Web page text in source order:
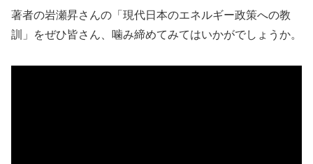
著者の岩瀬昇さんの「現代日本のエネルギー政策への教
訓」をぜひ皆さん、噛み締めてみてはいかがでしょうか。